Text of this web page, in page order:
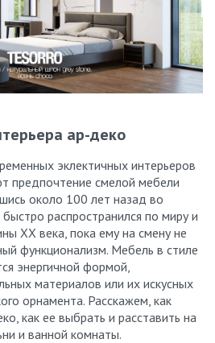
ар-деко
эклектичных интерьеров
предпочтение смелой мебели
около 100 лет назад во
распространился по миру и
XX века, пока ему на смену не
функционализм. Мебель в стиле
энергичной формой,
материалов или их искусных
орнамента. Расскажем, как
как ее выбрать и расставить на
и ванной комнаты.